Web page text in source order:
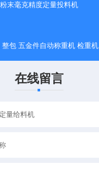
末毫克精度定量投料机
整包 五金件自动称重机 检重机
在线留言